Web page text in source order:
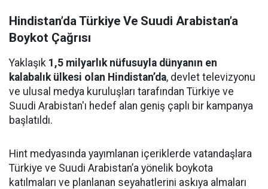
Hindistan’da Türkiye Ve Suudi Arabistan’a
Boykot Çağrısı
Yaklaşık 1,5 milyarlık nüfusuyla dünyanın en
kalabalık ülkesi olan Hindistan’da, devlet televizyonu
ve ulusal medya kuruluşları tarafından Türkiye ve
Suudi Arabistan'ı hedef alan geniş çaplı bir kampanya
başlatıldı.
Hint medyasında yayımlanan içeriklerde vatandaşlara
Türkiye ve Suudi Arabistan’a yönelik boykota
katılmaları ve planlanan seyahatlerini askıya almaları